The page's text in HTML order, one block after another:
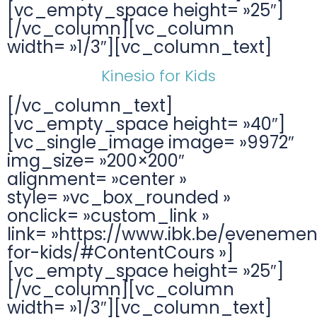
[vc_empty_space height= »25″]
[/vc_column][vc_column
width= »1/3″][vc_column_text]
Kinesio for Kids
[/vc_column_text]
[vc_empty_space height= »40″]
[vc_single_image image= »9972″
img_size= »200×200″
alignment= »center »
style= »vc_box_rounded »
onclick= »custom_link »
link= »https://www.ibk.be/
for-kids/#ContentCours »]
[vc_empty_space height= »25″]
[/vc_column][vc_column
width= »1/3″][vc_column_text]